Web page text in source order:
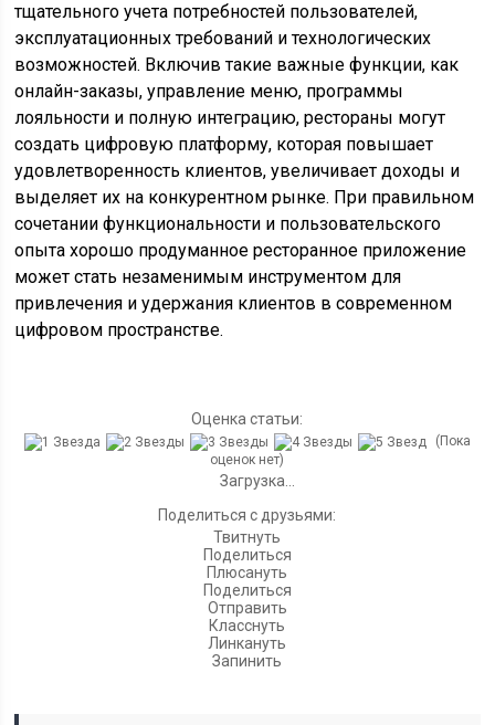
тщательного учета потребностей пользователей,
эксплуатационных требований и технологических
возможностей. Включив такие важные функции, как
онлайн-заказы, управление меню, программы
лояльности и полную интеграцию, рестораны могут
создать цифровую платформу, которая повышает
удовлетворенность клиентов, увеличивает доходы и
выделяет их на конкурентном рынке. При правильном
сочетании функциональности и пользовательского
опыта хорошо продуманное ресторанное приложение
может стать незаменимым инструментом для
привлечения и удержания клиентов в современном
цифровом пространстве.
Оценка статьи:
(Пока
оценок нет)
Загрузка...
Поделиться с друзьями:
Твитнуть
Поделиться
Плюсануть
Поделиться
Отправить
Класснуть
Линкануть
Запинить